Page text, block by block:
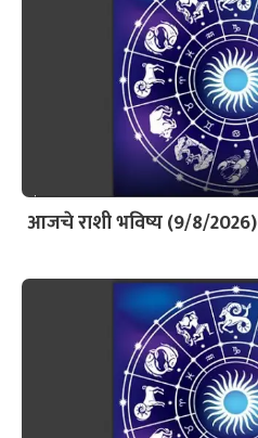
आजचे राशी भविष्य (9/8/2026)